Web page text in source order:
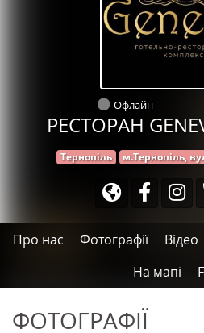
Офлайн
РЕСТОРАН
Тернопіль м.Тернопіль,
Про нас Фотографії Відео
На мапі
ФОТОГРАФІЇ